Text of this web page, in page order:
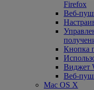
Firefox
Веб-
Кнопка
Виджет
Веб-
Mac OS X